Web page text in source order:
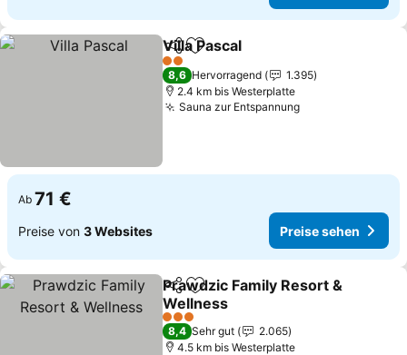
TeilenZu Favoriten hinzufügen
Villa Pascal
2 Sterne
8,6 Hervorragend
1.395
2.4 km bis Westerplatte
Sauna zur Entspannung
Ab 71 €
Preise von 3 Websites Preise sehen
TeilenZu Favoriten hinzufügen
Prawdzic Family Resort &
Wellness
3 Sterne
8,4 Sehr gut
2.065
4.5 km bis Westerplatte